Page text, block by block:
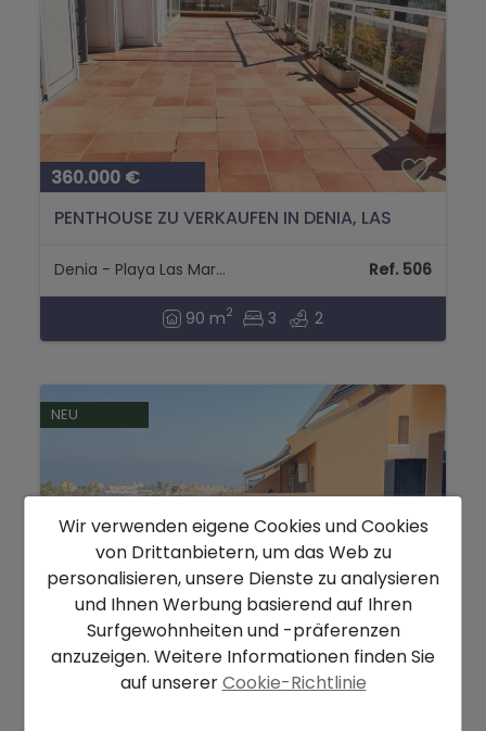
360.000 €
PENTHOUSE ZU VERKAUFEN IN DENIA, LAS
Denia - Playa Las Marinas Ref. 506
90 m2 3 2
NEU
362.000 €
Penthaus zum verkauf in Denia, Alicante
Wir verwenden eigene Cookies und Cookies
von Drittanbietern, um das Web zu
personalisieren, unsere Dienste zu analysieren
und Ihnen Werbung basierend auf Ihren
Surfgewohnheiten und -präferenzen
anzuzeigen. Weitere Informationen finden Sie
auf unsererCookie-Richtlinie